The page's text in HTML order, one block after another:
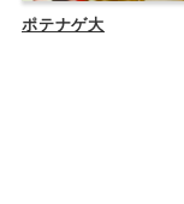
ポテナゲ大